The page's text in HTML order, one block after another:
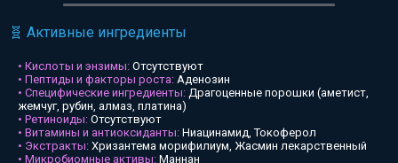
🧬 Активные ингредиенты
• Кислоты и энзимы: Отсутствуют
• Пептиды и факторы роста: Аденозин
• Специфические ингредиенты: Драгоценные порошки (аметист,
жемчуг, рубин, алмаз, платина)
• Ретиноиды: Отсутствуют
• Витамины и антиоксиданты: Ниацинамид, Токоферол
• Экстракты: Хризантема морифилиум, Жасмин лекарственный
• Микробиомные активы: Маннан